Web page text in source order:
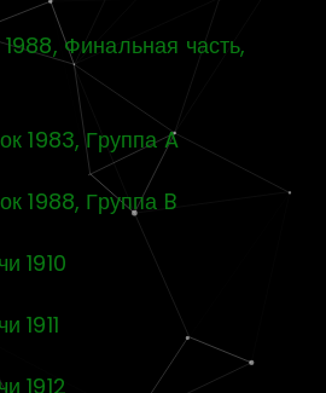
Финальная часть,
1983, Группа A
1988, Группа B
1910
1911
1912